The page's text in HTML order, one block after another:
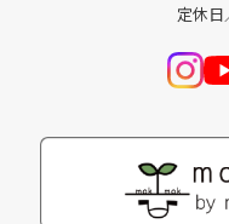
定休